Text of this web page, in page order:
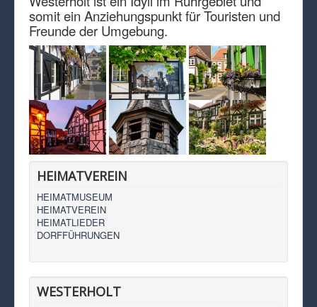
somit ein Anziehungspunkt für Touristen und
Freunde der Umgebung.
HEIMATVEREIN
HEIMATMUSEUM
HEIMATVEREIN
HEIMATLIEDER
DORFFÜHRUNGEN
WESTERHOLT